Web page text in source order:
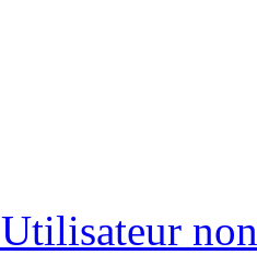
Utilisateur